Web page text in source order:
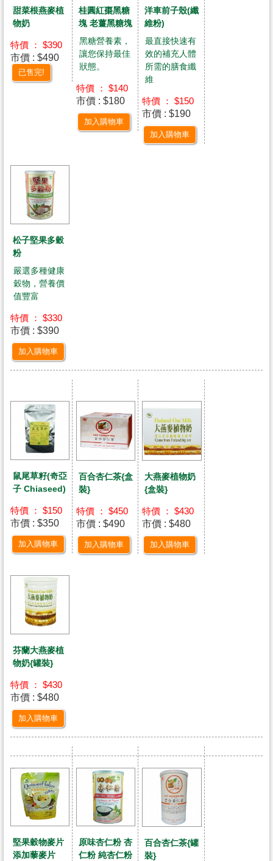
甜菜根燕麥植
物奶
特價 ： $390
市價 : $490
已售完!
桂圓紅棗黑糖
塊 老薑黑糖塊
黑糖營養素，
讓您保持最佳
狀態。
特價 ： $140
市價 : $180
加入購物車
洋車前子殼(纖
維粉)
最直接快速有
效的補充人體
所需的膳食纖
維
特價 ： $150
市價 : $190
加入購物車
松子堅果多穀
粉
嚴選多種健康
穀物，營養價
值豐富
特價 ： $330
市價 : $390
加入購物車
鼠尾草籽(奇亞
子 Chiaseed)
特價 ： $150
市價 : $350
加入購物車
百合杏仁茶{盒
裝}
特價 ： $450
市價 : $490
加入購物車
大燕麥植物奶
{盒裝}
特價 ： $430
市價 : $480
加入購物車
芬蘭大燕麥植
物奶{罐裝}
特價 ： $430
市價 : $480
加入購物車
堅果穀物麥片
添加藜麥片
原味杏仁粉 杏
仁粉 純杏仁粉
百合杏仁茶{罐
裝}